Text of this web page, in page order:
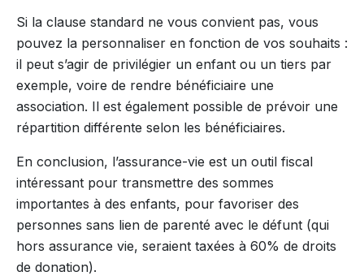
Si la clause standard ne vous convient pas, vous
pouvez la personnaliser en fonction de vos souhaits :
il peut s’agir de privilégier un enfant ou un tiers par
exemple, voire de rendre bénéficiaire une
association. Il est également possible de prévoir une
répartition différente selon les bénéficiaires.
En conclusion, l’assurance-vie est un outil fiscal
intéressant pour transmettre des sommes
importantes à des enfants, pour favoriser des
personnes sans lien de parenté avec le défunt (qui
hors assurance vie, seraient taxées à 60% de droits
de donation).